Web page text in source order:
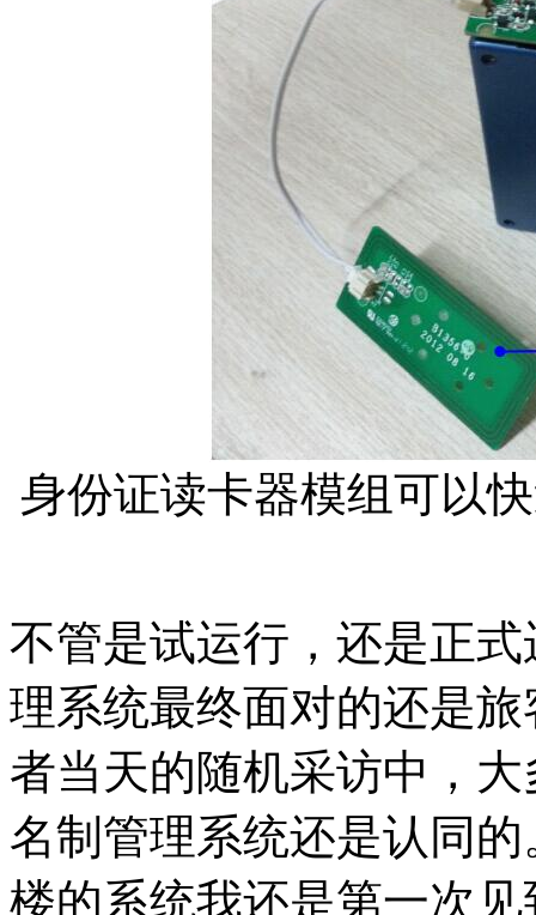
身份证读卡器模组可以
不管是试运行，还是正
理系统最终面对的还是
者当天的随机采访中，
名制管理系统还是认同
楼的系统我还是第一次